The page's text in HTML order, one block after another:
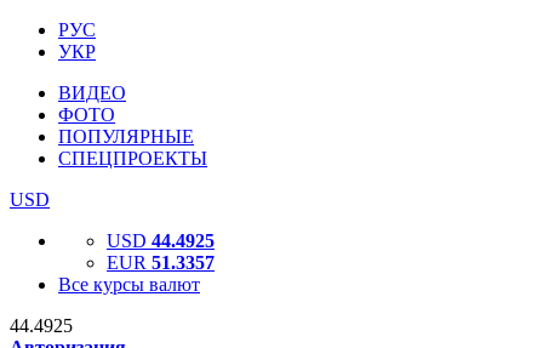
РУС
УКР
ВИДЕО
ФОТО
ПОПУЛЯРНЫЕ
СПЕЦПРОЕКТЫ
USD
USD 44.4925
EUR 51.3357
Все курсы валют
44.4925